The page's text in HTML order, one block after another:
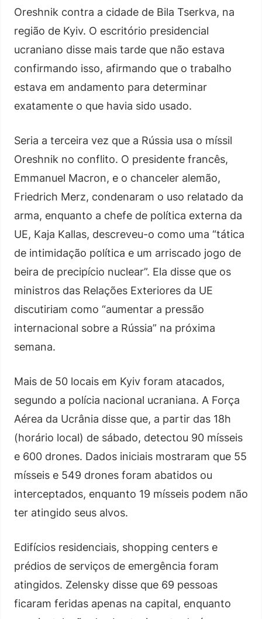
Oreshnik contra a cidade de Bila Tserkva, na
região de Kyiv. O escritório presidencial
ucraniano disse mais tarde que não estava
confirmando isso, afirmando que o trabalho
estava em andamento para determinar
exatamente o que havia sido usado.
Seria a terceira vez que a Rússia usa o míssil
Oreshnik no conflito. O presidente francês,
Emmanuel Macron, e o chanceler alemão,
Friedrich Merz, condenaram o uso relatado da
arma, enquanto a chefe de política externa da
UE, Kaja Kallas, descreveu-o como uma “tática
de intimidação política e um arriscado jogo de
beira de precipício nuclear”. Ela disse que os
ministros das Relações Exteriores da UE
discutiriam como “aumentar a pressão
internacional sobre a Rússia” na próxima
semana.
Mais de 50 locais em Kyiv foram atacados,
segundo a polícia nacional ucraniana. A Força
Aérea da Ucrânia disse que, a partir das 18h
(horário local) de sábado, detectou 90 mísseis
e 600 drones. Dados iniciais mostraram que 55
mísseis e 549 drones foram abatidos ou
interceptados, enquanto 19 mísseis podem não
ter atingido seus alvos.
Edifícios residenciais, shopping centers e
prédios de serviços de emergência foram
atingidos. Zelensky disse que 69 pessoas
ficaram feridas apenas na capital, enquanto